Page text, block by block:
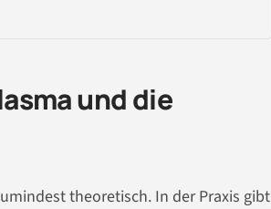
und die
theoretisch. In der Praxis gibt